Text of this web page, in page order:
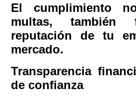
El cumplimiento
multas, también
reputación de tu
mercado.
Transparencia
de confianza